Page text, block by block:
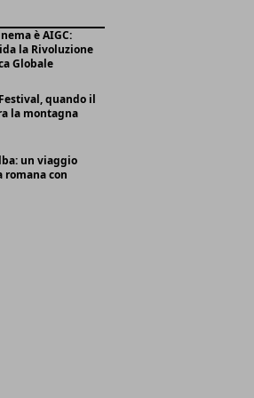
è AIGC:
la Rivoluzione
Globale
quando il
la montagna
un viaggio
romana con